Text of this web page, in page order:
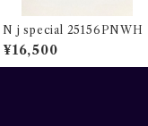
N j special 25156PNWH
¥16,500